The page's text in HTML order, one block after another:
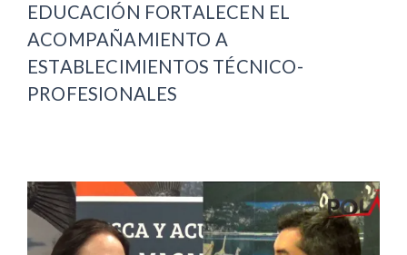
EDUCACIÓN FORTALECEN EL
ACOMPAÑAMIENTO A
ESTABLECIMIENTOS TÉCNICO-
PROFESIONALES